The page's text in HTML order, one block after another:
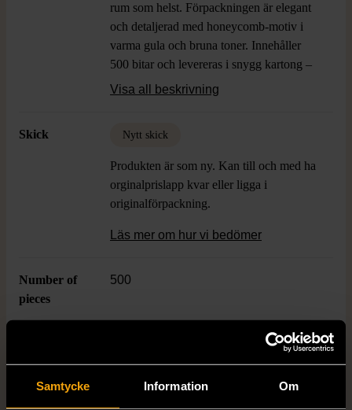
Samtycke Information Om
rum som helst. Förpackningen är elegant
och detaljerad med honeycomb-motiv i
varma gula och bruna toner. Innehåller
500 bitar och levereras i snygg kartong –
perfekt för dig som gillar utmanande och
Visa all beskrivning
Skick Nytt skick
Produkten är som ny. Kan till och med ha
orginalprislapp kvar eller ligga i
originalförpackning.
Läs mer om hur vi bedömer
Number of
pieces
500
Varumärke Printworks